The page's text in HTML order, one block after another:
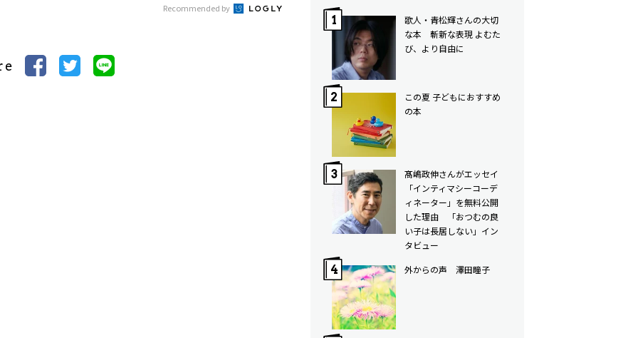
Recommended by
歌人・青松輝さんの大切
な本 斬新な表現 よむた
び、より自由に
この夏 子どもにおすすめ
の本
髙嶋政伸さんがエッセイ
「インティマシーコーデ
ィネーター」を無料公開
した理由 「おつむの良
い子は長居しない」イン
タビュー
外からの声 澤田瞳子